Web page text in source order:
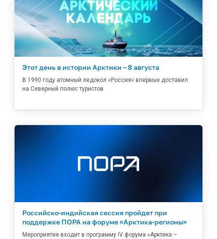
Этот день в истории Арктики – 8 августа
В 1990 году атомный ледокол «Россия» впервые доставил
на Северный полюс туристов
Российско-индийская сессия пройдет при
поддержке ПОРА на форуме «Арктика-регионы»
Мероприятие входит в программу IV форума «Арктика –